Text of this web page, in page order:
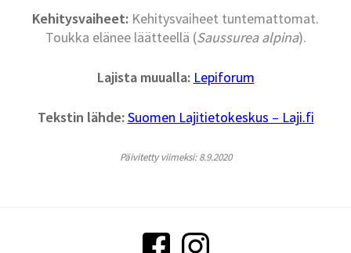
Kehitysvaiheet: Kehitysvaiheet tuntemattomat.
Toukka elänee läätteellä (Saussurea alpina).
Lajista muualla: Lepiforum
Tekstin lähde:Suomen Lajitietokeskus – Laji.fi
Päivitetty viimeksi: 8.9.2020